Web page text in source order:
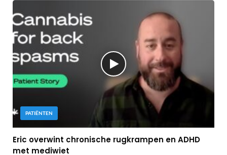
PATIËNTEN
Eric overwint chronische rugkrampen en ADHD
met mediwiet